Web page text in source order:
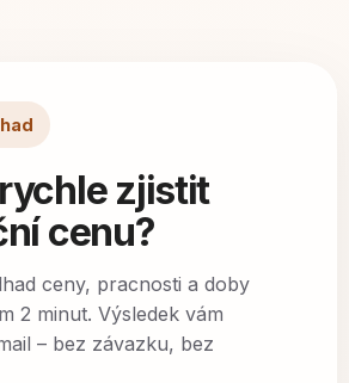
zjistit
cenu?
ceny, pracnosti a doby
2 minut. Výsledek vám
– bez závazku, bez